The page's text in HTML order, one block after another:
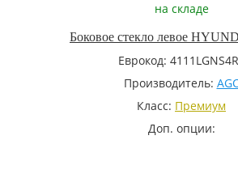
на складе
Боковое стекло левое
Еврокод:
Производитель:
Класс: Премиум
Доп. опции: